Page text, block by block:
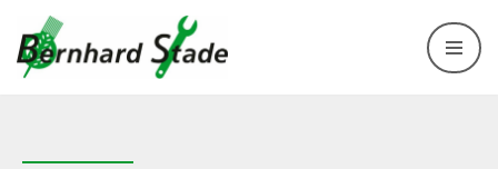
Skip
to